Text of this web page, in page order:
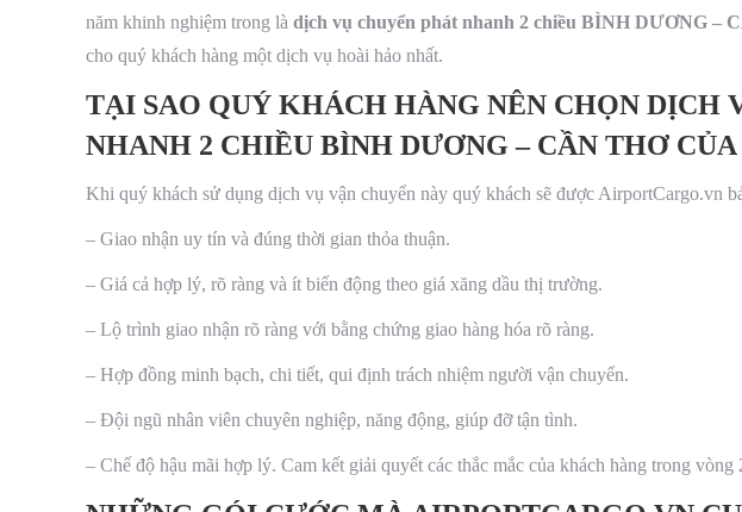
năm khinh nghiệm trong là dịch vụ chuyển phát nhanh 2 chiều BÌNH DƯƠNG –
cho quý khách hàng một dịch vụ hoài hảo nhất.
TẠI SAO QUÝ KHÁCH HÀNG NÊN CHỌN DỊCH
NHANH 2 CHIỀU BÌNH DƯƠNG – CẦN THƠ
Khi quý khách sử dụng dịch vụ vận chuyển này quý khách sẽ được AirportCargo.vn
– Giao nhận uy tín và đúng thời gian thỏa thuận.
– Giá cả hợp lý, rõ ràng và ít biến động theo giá xăng dầu thị trường.
– Lộ trình giao nhận rõ ràng với bằng chứng giao hàng hóa rõ ràng.
– Hợp đồng minh bạch, chi tiết, qui định trách nhiệm người vận chuyển.
– Đội ngũ nhân viên chuyên nghiệp, năng động, giúp đỡ tận tình.
– Chế độ hậu mãi hợp lý. Cam kết giải quyết các thắc mắc của khách hàng trong vòng